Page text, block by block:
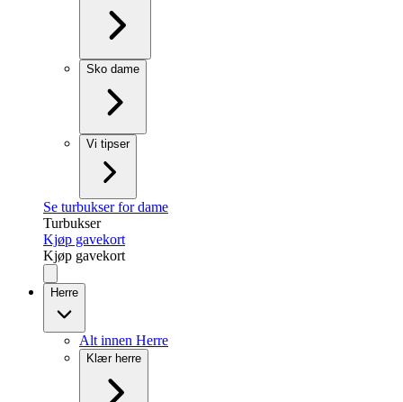
Sko dame
Vi tipser
Se turbukser for dame
Turbukser
Kjøp gavekort
Kjøp gavekort
Herre
Alt innen Herre
Klær herre